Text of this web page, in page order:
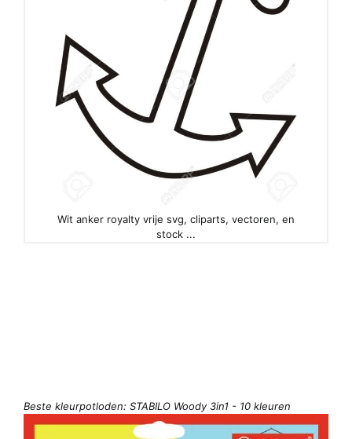
Wit anker royalty vrije svg, cliparts, vectoren, en
stock ...
Beste kleurpotloden: STABILO Woody 3in1 - 10 kleuren